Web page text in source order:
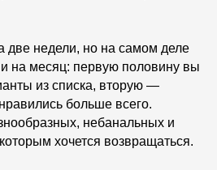
две недели, но на самом деле
и на месяц: первую половину вы
из списка, вторую —
больше всего.
небанальных и
хочется возвращаться.